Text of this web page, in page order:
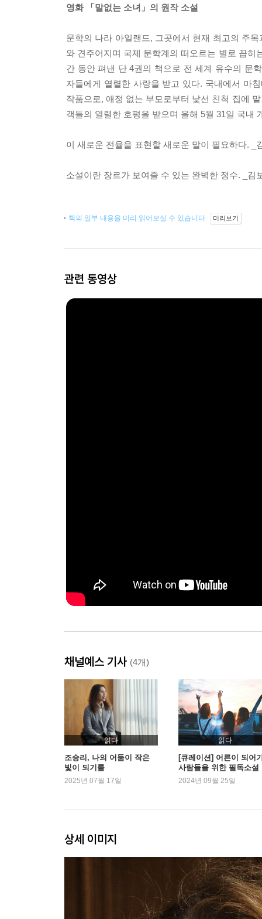
영화 「말없는 소녀」의 원작 소설
문학의 나라 아일랜드, 그곳에서 현재 최고의 주
와 견주어지며 국제 문학계의 떠오르는 별로 꼽
간 동안 펴낸 단 4권의 책으로 전 세계 유수의 문
자들에게 열렬한 사랑을 받고 있다. 국내에서 마
작품으로, 애정 없는 부모로부터 낯선 친척 집에
객들의 열렬한 호평을 받으며 올해 5월 31일 국내
이 새로운 전율을 표현할 새로운 말이 필요하다. _
소설이란 장르가 보여줄 수 있는 완벽한 정수. _김
책의 일부 내용을 미리 읽어보실 수 있습니다. 미리보기
관련 동영상
채널예스 기사 (4개)
읽다
조승리, 나의 어둠이 작은
빛이 되기를
2025년 07월 17일
읽다
[큐레이션] 어른이 되어
사람들을 위한 필독소설
2024년 09월 25일
상세 이미지